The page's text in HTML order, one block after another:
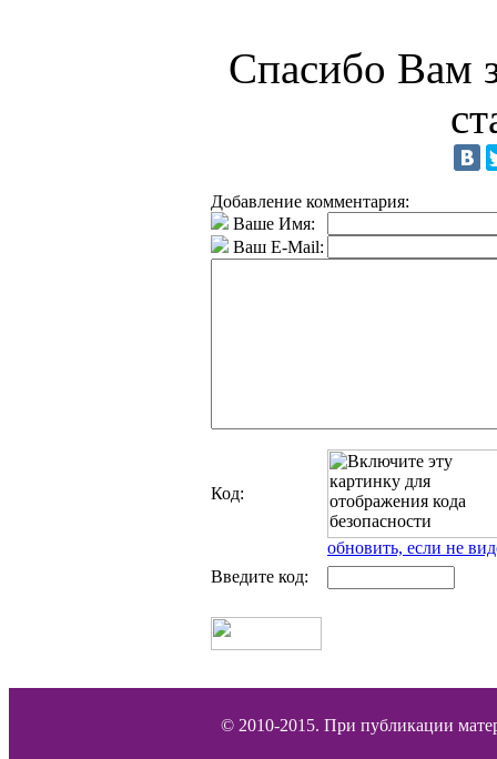
Спасибо Вам
Добавление комментария:
Ваше Имя:
Ваш E-Mail:
Код:
обновить, если не
Введите код:
© 2010-2015. При публикации